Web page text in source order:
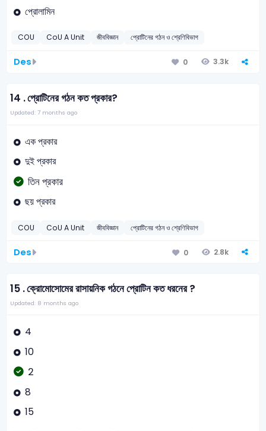
প্রোলামিন
COU CoU A Unit জীববিজ্ঞান প্রোটিনের গঠন ও শ্রেণিবিভাগ
Des 0 3.3k
14 .প্রোটিনের গঠন কত প্রকার?
Updated: 7 months ago
এক প্রকার
দুই প্রকার
তিন প্রকার
ছয় প্রকার
COU CoU A Unit জীববিজ্ঞান প্রোটিনের গঠন ও শ্রেণিবিভাগ
Des 0 2.8k
15 .ক্রোমোসোমের রাসায়নিক গঠনে প্রোটিন কত ধরনের ?
Updated: 8 months ago
4
10
2
8
15